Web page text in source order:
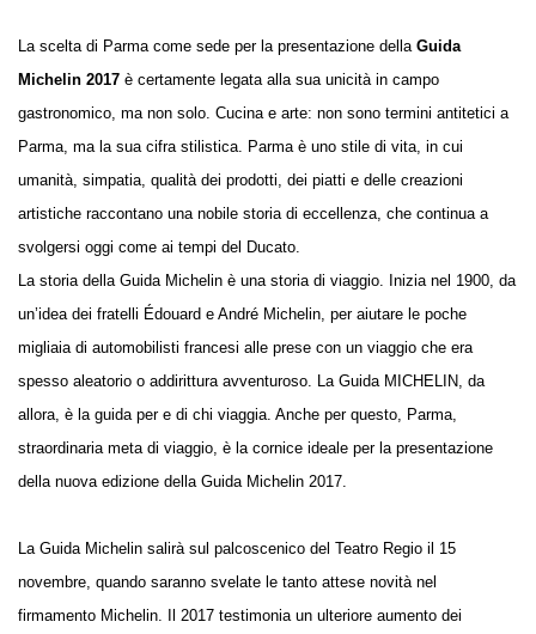
La scelta di Parma come sede per la presentazione dellaGuida
Michelin 2017 è certamente legata alla sua unicità in campo
gastronomico, ma non solo. Cucina e arte: non sono termini antitetici a
Parma, ma la sua cifra stilistica. Parma è uno stile di vita, in cui
umanità, simpatia, qualità dei prodotti, dei piatti e delle creazioni
artistiche raccontano una nobile storia di eccellenza, che continua a
svolgersi oggi come ai tempi del Ducato.
La storia della Guida Michelin è una storia di viaggio. Inizia nel 1900, da
un’idea dei fratelli Édouard e André Michelin, per aiutare le poche
migliaia di automobilisti francesi alle prese con un viaggio che era
spesso aleatorio o addirittura avventuroso. La Guida MICHELIN, da
allora, è la guida per e di chi viaggia. Anche per questo, Parma,
straordinaria meta di viaggio, è la cornice ideale per la presentazione
della nuova edizione della Guida Michelin 2017.
La Guida Michelin salirà sul palcoscenico del Teatro Regio il 15
novembre, quando saranno svelate le tanto attese novità nel
firmamento Michelin. Il 2017 testimonia un ulteriore aumento dei